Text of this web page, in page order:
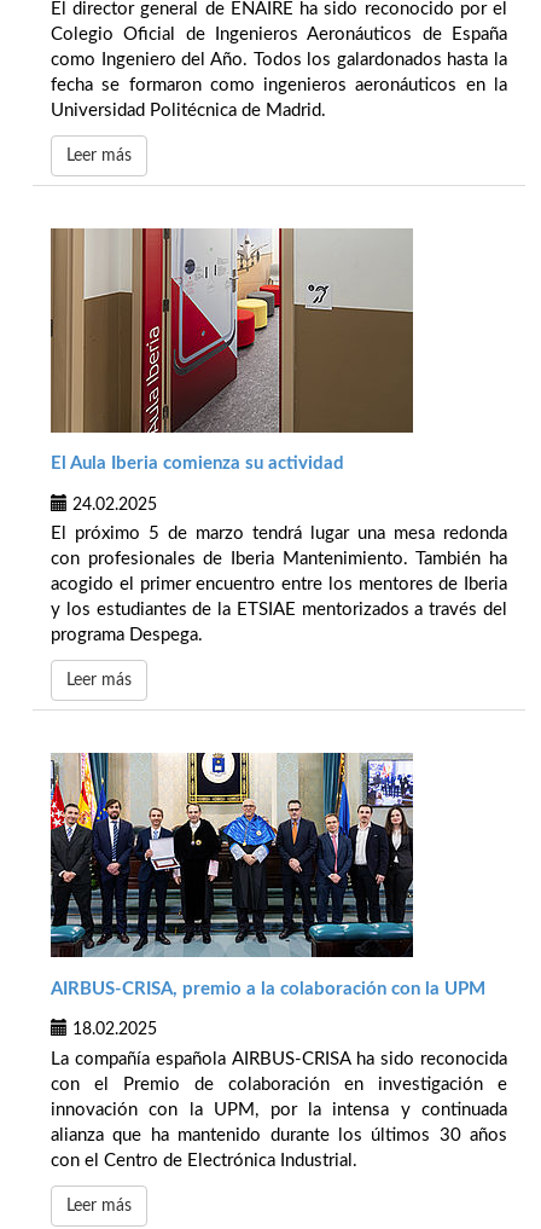
El director general de ENAIRE ha sido reconocido por el
Colegio Oficial de Ingenieros Aeronáuticos de España
como Ingeniero del Año. Todos los galardonados hasta la
fecha se formaron como ingenieros aeronáuticos en la
Universidad Politécnica de Madrid.
Leer más
El Aula Iberia comienza su actividad
24.02.2025
El próximo 5 de marzo tendrá lugar una mesa redonda
con profesionales de Iberia Mantenimiento. También ha
acogido el primer encuentro entre los mentores de Iberia
y los estudiantes de la ETSIAE mentorizados a través del
programa Despega.
Leer más
AIRBUS-CRISA, premio a la colaboración con la UPM
18.02.2025
La compañía española AIRBUS-CRISA ha sido reconocida
con el Premio de colaboración en investigación e
innovación con la UPM, por la intensa y continuada
alianza que ha mantenido durante los últimos 30 años
con el Centro de Electrónica Industrial.
Leer más